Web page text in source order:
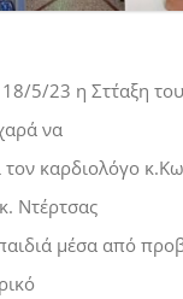
5/23 η Στ΄ταξη
να
τον καρδιολόγο
Ντέρτσας
μέσα από